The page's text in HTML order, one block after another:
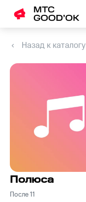
Назад к каталогу
Полюса
После 11